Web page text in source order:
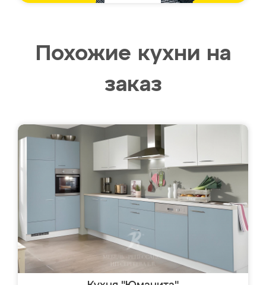
Похожие кухни на
заказ